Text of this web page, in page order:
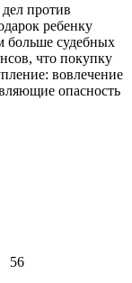
против
ребенку
судебных
что покупку
вовлечение
опасность
56